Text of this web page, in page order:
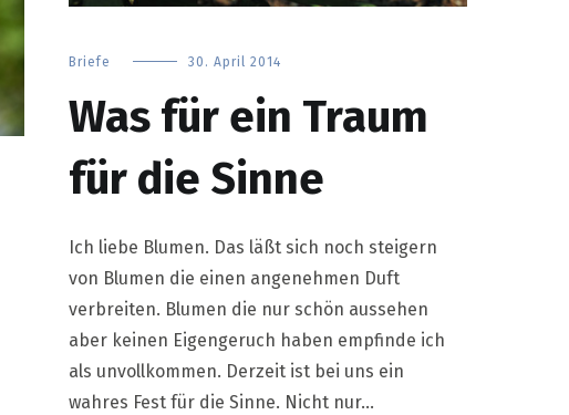
Briefe 30. April 2014
Was für ein Traum
für die Sinne
Ich liebe Blumen. Das läßt sich noch steigern
von Blumen die einen angenehmen Duft
verbreiten. Blumen die nur schön aussehen
aber keinen Eigengeruch haben empfinde ich
als unvollkommen. Derzeit ist bei uns ein
wahres Fest für die Sinne. Nicht nur…